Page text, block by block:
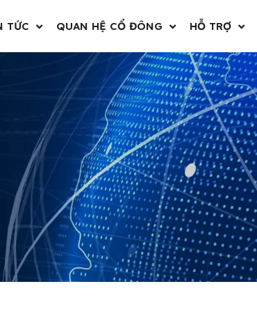
TỨC QUAN HỆ CỔ ĐÔNG HỖ TRỢ